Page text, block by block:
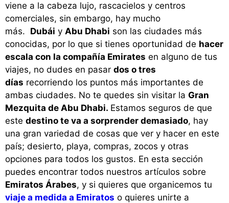
viene a la cabeza lujo, rascacielos y centros
comerciales, sin embargo, hay mucho
más. Dubái y Abu Dhabi son las ciudades más
conocidas, por lo que si tienes oportunidad de hacer
escala con la compañía Emirates en alguno de tus
viajes, no dudes en pasar dos o tres
días recorriendo los puntos más importantes de
ambas ciudades. No te quedes sin visitar la Gran
Mezquita de Abu Dhabi. Estamos seguros de que
este destino te va a sorprender demasiado, hay
una gran variedad de cosas que ver y hacer en este
país; desierto, playa, compras, zocos y otras
opciones para todos los gustos. En esta sección
puedes encontrar todos nuestros artículos sobre
Emiratos Árabes, y si quieres que organicemos tu
viaje a medida a Emiratos o quieres unirte a